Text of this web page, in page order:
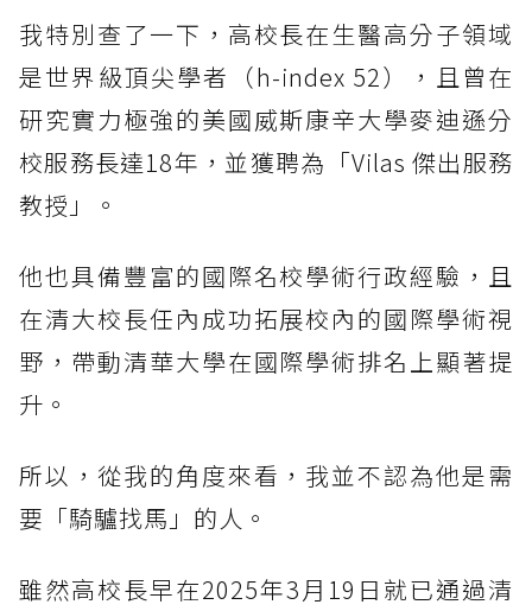
我特別查了一下，高校長在生醫高分子領域
是世界級頂尖學者（h-index 52），且曾在
研究實力極強的美國威斯康辛大學麥迪遜分
校服務長達18年，並獲聘為「Vilas 傑出服務
教授」。
他也具備豐富的國際名校學術行政經驗，且
在清大校長任內成功拓展校內的國際學術視
野，帶動清華大學在國際學術排名上顯著提
升。
所以，從我的角度來看，我並不認為他是需
要「騎驢找馬」的人。
雖然高校長早在2025年3月19日就已通過清